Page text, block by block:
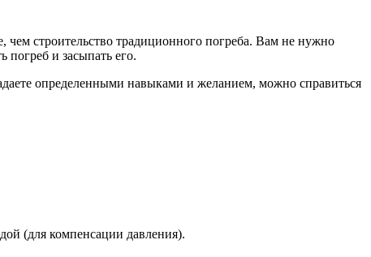
чем строительство традиционного погреба. Вам не нужно
погреб и засыпать его.
определенными навыками и желанием, можно справиться
(для компенсации давления).